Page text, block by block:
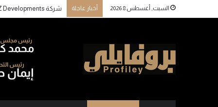
السبت, أغسطس 8 2026 أخبار عاجلة